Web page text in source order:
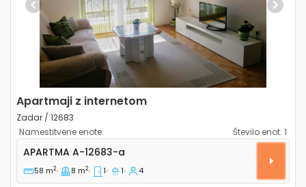
Previous Next
Apartmaji z internetom
Zadar / 12683
Namestitvene enote:
Število enot: 1
Enosobni apartma Zadar A-12683-a
APARTMA A-12683-a
58 m2 8 m2 1 1 4